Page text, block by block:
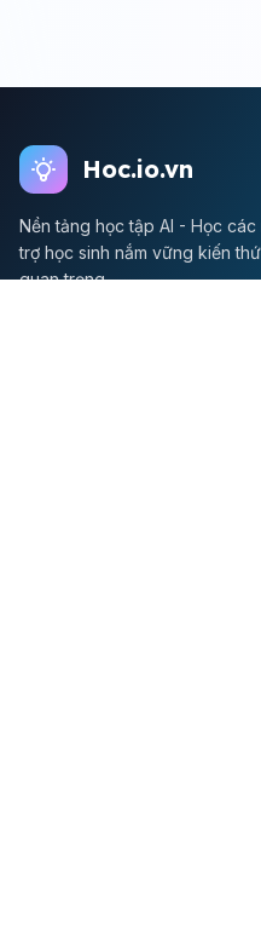
Hoc.io.vn
Nền tảng học tập AI - Học
trợ học sinh nắm vững kiến
quan trọng.